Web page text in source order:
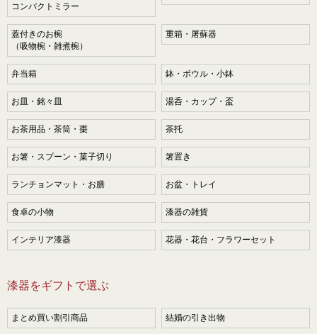
コンパクトミラー
蓋付きのお椀
（吸物椀・雑煮椀）
重箱・屠蘇器
弁当箱 鉢・ボウル・小鉢
お皿・銘々皿 湯呑・カップ・盃
お茶用品・茶筒・棗 茶托
お箸・スプーン・菓子切り 箸置き
ランチョンマット・お膳 お盆・トレイ
食卓の小物 漆器の雑貨
インテリア漆器 花器・花台・フラワーセット
漆器をギフトで選ぶ
まとめ買い割引商品 結婚の引き出物